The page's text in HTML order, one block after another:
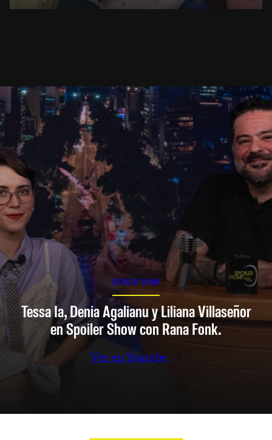
SPOILER SHOW
Tessa Ia, Denia Agalianu y Liliana Villaseñor
en Spoiler Show con Rana Fonk.
Ver en Youtube